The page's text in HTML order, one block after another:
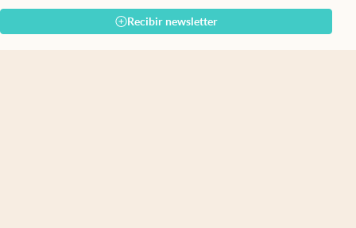
Recibir newsletter